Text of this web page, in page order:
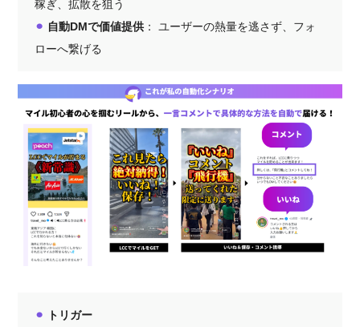
稼ぎ、拡散を狙う
⚫︎ 自動DMで価値提供 ： ユーザーの熱量を逃さず、フォ
ローへ繋げる
⚫︎
トリガー